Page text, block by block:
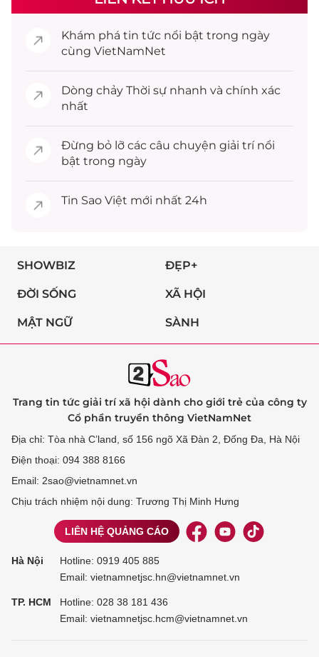
Khám phá tin tức nổi bật trong ngày
cùng VietNamNet
Dòng chảy Thời sự nhanh và chính xác
nhất
Đừng bỏ lỡ các câu chuyện giải trínổi
bật trong ngày
Tin Sao Việt mới nhất 24h
SHOWBIZ ĐẸP+
ĐỜI SỐNG XÃ HỘI
MẬT NGỮ SÀNH
Trang tin tức giải trí xã hội dành cho giới trẻ của công ty
Cổ phần truyền thông VietNamNet
Địa chỉ: Tòa nhà C’land, số 156 ngõ Xã Đàn 2, Đống Đa, Hà Nội
Điện thoại: 094 388 8166
Email: 2sao@vietnamnet.vn
Chịu trách nhiệm nội dung: Trương Thị Minh Hưng
LIÊN HỆ QUẢNG CÁO
Hà Nội Hotline: 0919 405 885
Email: vietnamnetjsc.hn@vietnamnet.vn
TP. HCM Hotline: 028 38 181 436
Email: vietnamnetjsc.hcm@vietnamnet.vn